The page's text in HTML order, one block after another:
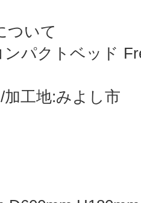
ついて
ンパクトベッド
工地:みよし市